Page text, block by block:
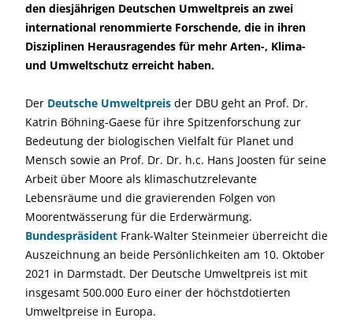
den diesjährigen Deutschen Umweltpreis an zwei
international renommierte Forschende, die in ihren
Disziplinen Herausragendes für mehr Arten-, Klima-
und Umweltschutz erreicht haben.
Der Deutsche Umweltpreis der DBU geht an Prof. Dr.
Katrin Böhning-Gaese für ihre Spitzenforschung zur
Bedeutung der biologischen Vielfalt für Planet und
Mensch sowie an Prof. Dr. Dr. h.c. Hans Joosten für seine
Arbeit über Moore als klimaschutzrelevante
Lebensräume und die gravierenden Folgen von
Moorentwässerung für die Erderwärmung.
Bundespräsident Frank-Walter Steinmeier überreicht die
Auszeichnung an beide Persönlichkeiten am 10. Oktober
2021 in Darmstadt. Der Deutsche Umweltpreis ist mit
insgesamt 500.000 Euro einer der höchstdotierten
Umweltpreise in Europa.